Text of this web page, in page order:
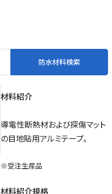
防水材料検索
材料紹介
導電性断熱材および探傷マット
の目地貼用アルミテープ。
※受注生産品
材料紹介規格